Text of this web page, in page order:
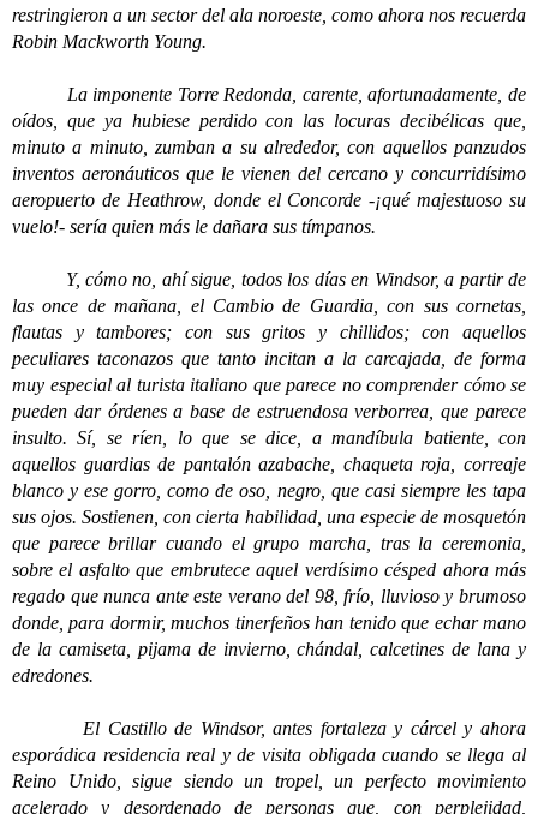
restringieron a un sector del ala noroeste, como ahora nos recuerda
Robin Mackworth Young.
La imponente Torre Redonda, carente, afortunadamente, de
oídos, que ya hubiese perdido con las locuras decibélicas que,
minuto a minuto, zumban a su alrededor, con aquellos panzudos
inventos aeronáuticos que le vienen del cercano y concurridísimo
aeropuerto de Heathrow, donde el Concorde -¡qué majestuoso su
vuelo!- sería quien más le dañara sus tímpanos.
Y, cómo no, ahí sigue, todos los días en Windsor, a partir de
las once de mañana, el Cambio de Guardia, con sus cornetas,
flautas y tambores; con sus gritos y chillidos; con aquellos
peculiares taconazos que tanto incitan a la carcajada, de forma
muy especial al turista italiano que parece no comprender cómo se
pueden dar órdenes a base de estruendosa verborrea, que parece
insulto. Sí, se ríen, lo que se dice, a mandíbula batiente, con
aquellos guardias de pantalón azabache, chaqueta roja, correaje
blanco y ese gorro, como de oso, negro, que casi siempre les tapa
sus ojos. Sostienen, con cierta habilidad, una especie de mosquetón
que parece brillar cuando el grupo marcha, tras la ceremonia,
sobre el asfalto que embrutece aquel verdísimo césped ahora más
regado que nunca ante este verano del 98, frío, lluvioso y brumoso
donde, para dormir, muchos tinerfeños han tenido que echar mano
de la camiseta, pijama de invierno, chándal, calcetines de lana y
edredones.
El Castillo de Windsor, antes fortaleza y cárcel y ahora
esporádica residencia real y de visita obligada cuando se llega al
Reino Unido, sigue siendo un tropel, un perfecto movimiento
acelerado y desordenado de personas que, con perplejidad,